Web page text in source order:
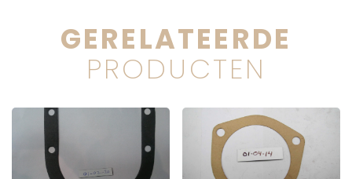
GERELATEERDE
PRODUCTEN